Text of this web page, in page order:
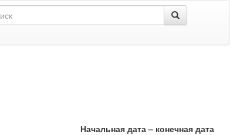
Начальная дата – конечная дата